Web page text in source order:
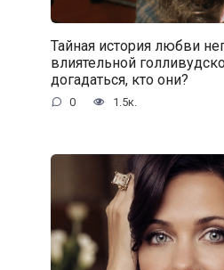
Тайная история любви
влиятельной
догадаться, кто они?
0 1.5к.